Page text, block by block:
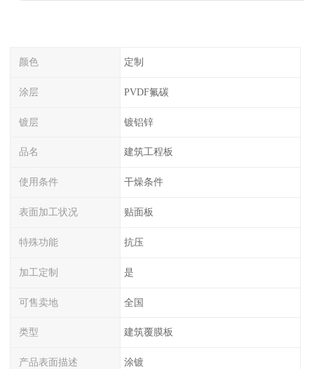
颜色 定制
涂层 PVDF氟碳
镀层 镀铝锌
品名 建筑工程板
使用条件 干燥条件
表面加工状况 贴面板
特殊功能 抗压
加工定制 是
可售卖地 全国
类型 建筑覆膜板
产品表面描述 涂镀